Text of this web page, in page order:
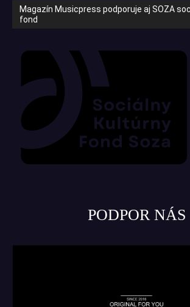
Magazín Musicpress podporuje aj SOZA
fond
PODPOR NÁS